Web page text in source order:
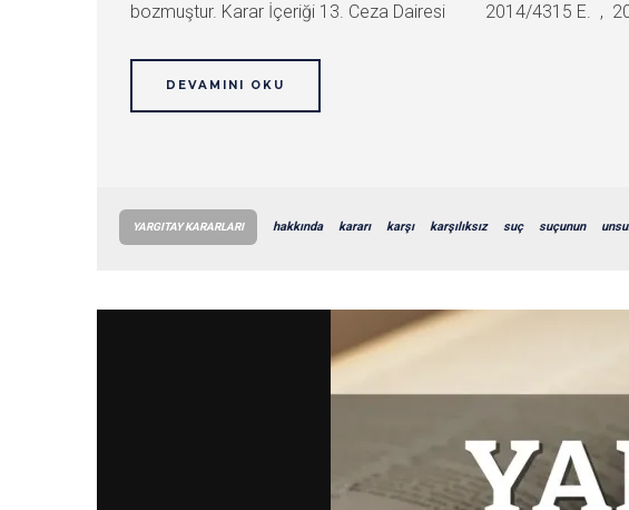
bozmuştur. Karar İçeriği 13. Ceza Dairesi 2014/4315 E. ,
DEVAMINI OKU
YARGITAY KARARLARI hakkında kararı karşı karşılıksız suç suçunun